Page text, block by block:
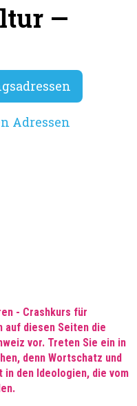
—
Adressen
- Crashkurs für
diesen Seiten die
vor. Treten Sie ein in
denn Wortschatz und
den Ideologien, die vom